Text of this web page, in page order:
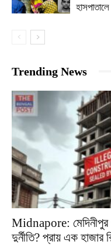
হাসপাতালে
Trending News
Midnapore: মেদিনীপুর
দুর্নীতি? প্রায় এক হাজার